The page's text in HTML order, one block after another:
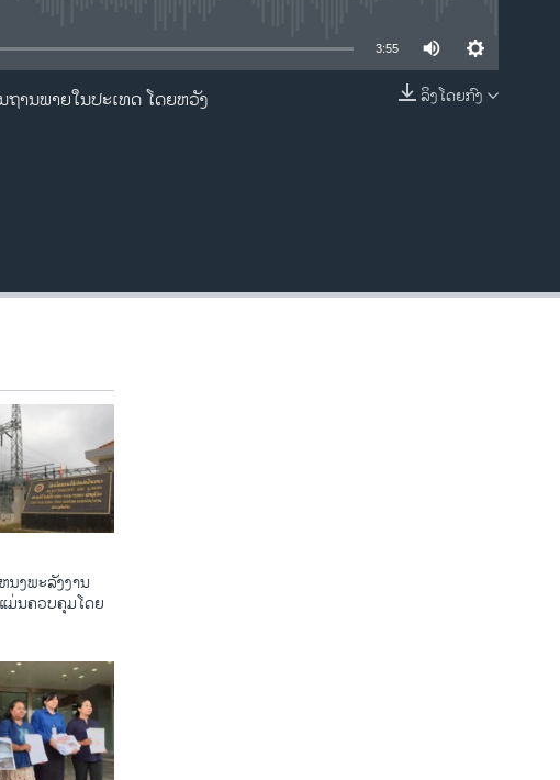
EMBED
3:55
ລິງໂດຍກົງ
ານພາຍໃນປະເທດ ໂດຍຫວັງ
ງພະລັງງານ
ມ່ນຄວບຄຸມໂດຍ